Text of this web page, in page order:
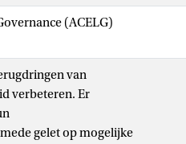
(ACELG)
van
verbeteren. Er
gelet op mogelijke